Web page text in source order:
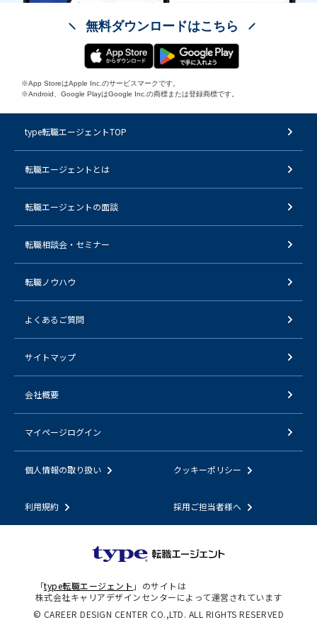
無料ダウンロードはこちら
※App StoreはApple Inc.のサービスマークです。
※Android、Google PlayはGoogle Inc.の商標または登録商標です。
type転職エージェントTOP
転職エージェントとは
転職エージェントの面談
転職相談会・セミナー
転職ノウハウ
よくあるご質問
サイトマップ
会社概要
マイページログイン
個人情報の取り扱い クッキーポリシー
利用規約 採用ご担当者様へ
「type転職エージェント 」のサイトは
株式会社キャリアデザインセンターによって運営されています
© CAREER DESIGN CENTER CO.,LTD. ALL RIGHTS RESERVED